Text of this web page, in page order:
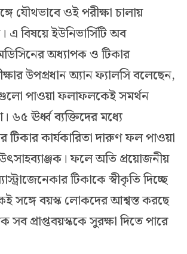
যৌথভাবে ওই পরীক্ষা চালায়
এ বিষয়ে ইউনিভার্সিটি অব
অধ্যাপক ও টিকার
উপপ্রধান অ্যান ফ্যালসি বলেছেন,
পাওয়া ফলাফলকেই সমর্থন
৬৫ ঊর্ধ্ব ব্যক্তিদের মধ্যে
টিকার কার্যকারিতা দারুণ ফল পাওয়া
ফলে অতি প্রয়োজনীয়
টিকাকে স্বীকৃতি দিচ্ছে
সঙ্গে বয়স্ক লোকদের আশ্বস্ত করছে
সব প্রাপ্তবয়স্ককে সুরক্ষা দিতে পারে